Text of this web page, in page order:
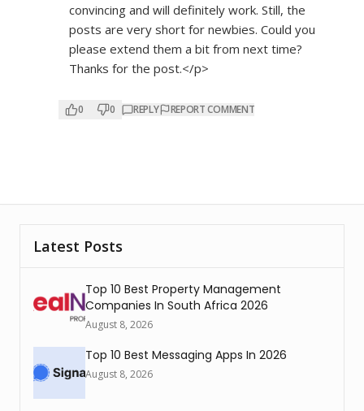
convincing and will definitely work. Still, the
posts are very short for newbies. Could you
please extend them a bit from next time?
Thanks for the post.</p>
0 0 REPLY REPORT COMMENT
Latest Posts
Top 10 Best Property Management
Companies In South Africa 2026
August 8, 2026
Top 10 Best Messaging Apps In 2026
August 8, 2026